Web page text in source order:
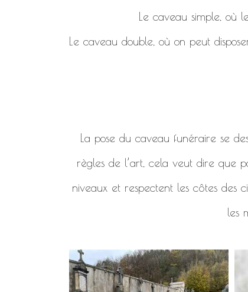
Le caveau simple, où
Le caveau double, où on peut
La pose du caveau funéraire se
règles de l’art, cela veut dire que
niveaux et respectent les côtes des
les